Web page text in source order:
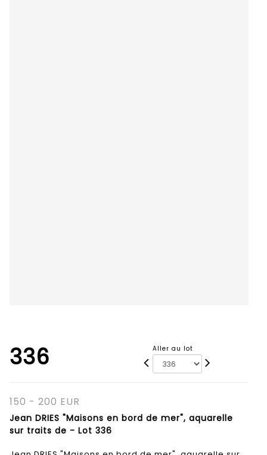
336 Aller au lot
150 - 200 EUR
Jean DRIES "Maisons en bord de mer", aquarelle
sur traits de - Lot 336